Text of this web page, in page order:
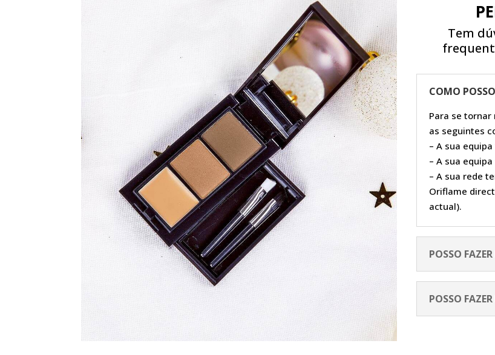
Tem
COMO
Para se tornar
as seguintes
– A sua
– A sua
– A sua rede
Oriflame
actual).
POSSO
POSSO